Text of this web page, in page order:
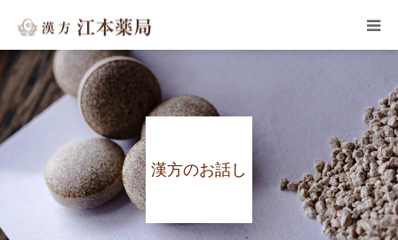
漢方のお話し
HOME
子宝・婦人病
皮膚のトラブル
メンタルヘルス